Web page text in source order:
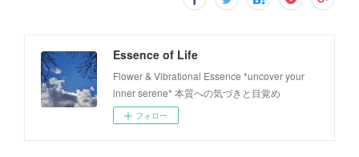
Essence of Life
Flower & Vibrational Essence *uncover your
inner serene* 本質への気づきと目覚め
フォロー